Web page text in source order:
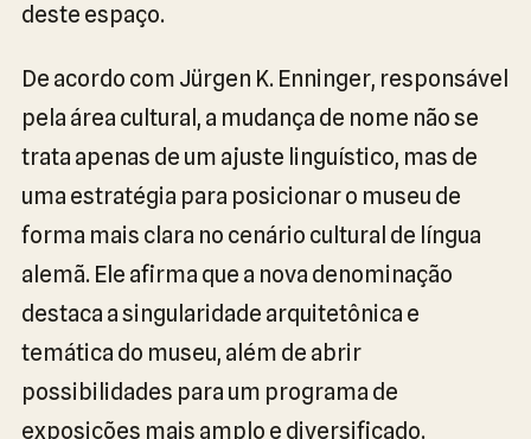
deste espaço.
De acordo com Jürgen K. Enninger, responsável
pela área cultural, a mudança de nome não se
trata apenas de um ajuste linguístico, mas de
uma estratégia para posicionar o museu de
forma mais clara no cenário cultural de língua
alemã. Ele afirma que a nova denominação
destaca a singularidade arquitetônica e
temática do museu, além de abrir
possibilidades para um programa de
exposições mais amplo e diversificado.